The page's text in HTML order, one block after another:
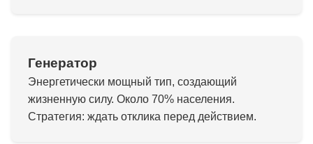
Генератор
Энергетически мощный тип, создающий
жизненную силу. Около 70% населения.
Стратегия: ждать отклика перед действием.